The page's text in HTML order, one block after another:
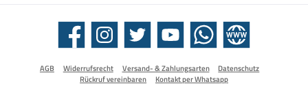
Facebook Instagram Twitter YouTube WhatsApp Website
AGB Widerrufsrecht Versand- & Zahlungsarten
Datenschutz
Rückruf vereinbaren
Kontakt per Whatsapp